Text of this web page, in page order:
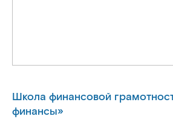
Школа финансовой
финансы»